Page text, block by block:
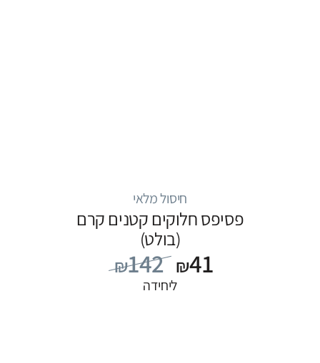
חיסול מלאי
פסיפס חלוקים קטנים קרם
(בולט)
₪142 ₪41
ליחידה